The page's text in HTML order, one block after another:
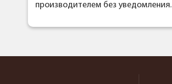
производителем без уведомления.